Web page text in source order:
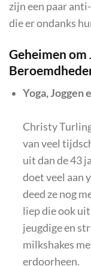
zijn een paar
die er ondanks
Geheimen om
Yoga, Joggen
Christy
van veel
uit dan de 43
doet veel aan
deed ze nog
liep die ook
jeugdige en
milkshakes
erdoorheen.